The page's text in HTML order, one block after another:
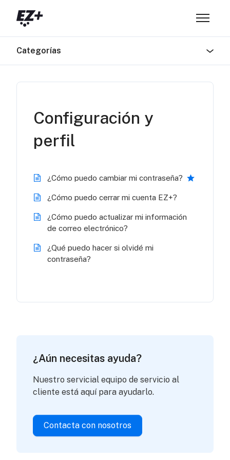
Abrir/
Categorías
Configuración y
perfil
¿Cómo puedo cambiar mi contraseña?
¿Cómo puedo cerrar mi cuenta EZ+?
¿Cómo puedo actualizar mi información
de correo electrónico?
¿Qué puedo hacer si olvidé mi
contraseña?
¿Aún necesitas ayuda?
Nuestro servicial equipo de servicio al
cliente está aquí para ayudarlo.
Contacta con nosotros